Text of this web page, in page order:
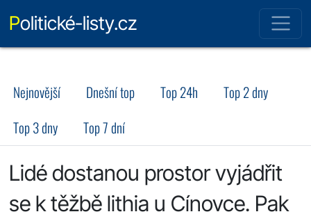
Politické-listy.cz
Nejnovější Dnešní top Top 24h
Top 2 dny
Top 3 dny
Top 7 dní
Lidé dostanou prostor vyjádřit
se k těžbě lithia u Cínovce. Pak